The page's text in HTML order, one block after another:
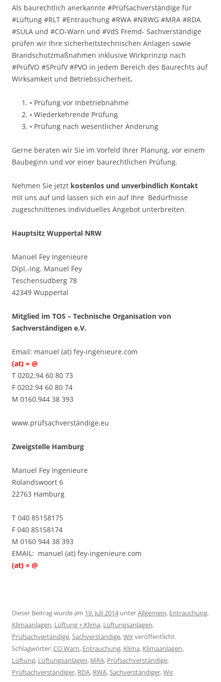
Als baurechtlich anerkannte #Prüfsachverständige für
#Lüftung #RLT #Entrauchung #RWA #NRWG #MRA #RDA
#SÜLA und #CO-Warn und #VdS Fremd- Sachverständige
prüfen wir Ihre sicherheitstechnischen Anlagen sowie
Brandschutzmaßnahmen inklusive Wirkprinzip nach
#PrüfVO #SPrüfV #PVO in jedem Bereich des Baurechts auf
Wirksamkeit und Betriebssicherheit.
• Prüfung vor Inbetriebnahme
• Wiederkehrende Prüfung
• Prüfung nach wesentlicher Änderung
Gerne beraten wir Sie im Vorfeld Ihrer Planung, vor einem
Baubeginn und vor einer baurechtlichen Prüfung.
Nehmen Sie jetzt kostenlos und unverbindlich Kontakt
mit uns auf und lassen sich ein auf Ihre Bedürfnisse
zugeschnittenes individuelles Angebot unterbreiten.
Hauptsitz Wuppertal NRW
Manuel Fey Ingenieure
Dipl.-Ing. Manuel Fey
Teschensudberg 78
42349 Wuppertal
Mitglied im TOS – Technische Organisation von
Sachverständigen e.V.
Email: manuel (at) fey-ingenieure.com
(at) = @
T 0202.94 60 80 73
F 0202.94 60 80 74
M 0160.944 38 393
www.prüfsachverständige.eu
Zweigstelle Hamburg
Manuel Fey Ingenieure
Rolandswoort 6
22763 Hamburg
T 040 85158175
F 040 85158174
M 0160 944 38 393
EMAIL: manuel (at) fey-ingenieure.com
(at) = @
Dieser Beitrag wurde am 19. Juli 2014unterAllgemein, Entrauchung,
Klimaanlagen, Lüftung + Klima, Lüftungsanlagen,
Prüfsachvertändige,Sachverständige,Wirveröffentlicht.
Schlagwörter:CO Warn, Entrauchung, Klima, Klimaanlagen,
Lüftung, Lüftungsanlagen, MRA, Prüfsachverständige,
Prüfsachverständiger, RDA, RWA,Sachverständiger,Wir.